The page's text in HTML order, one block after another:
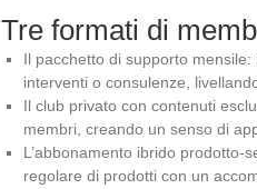
Tre formati di
Il pacchetto di supporto
interventi o consulenze,
Il club privato con contenuti
membri, creando un senso di
L’abbonamento ibrido prodotto-
regolare di prodotti con un